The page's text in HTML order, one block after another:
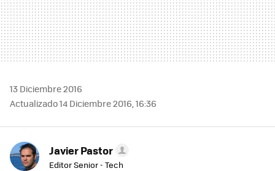
13 Diciembre 2016
Actualizado 14 Diciembre 2016, 16:36
Javier Pastor
Editor Senior - Tech